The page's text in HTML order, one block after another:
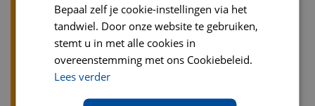
Bepaal zelf je cookie-instellingen via het
tandwiel. Door onze website te gebruiken,
stemt u in met alle cookies in
overeenstemming met ons Cookiebeleid.
Lees verder